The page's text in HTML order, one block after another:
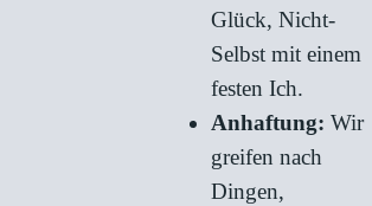
Glück, Nicht-
Selbst mit einem
festen Ich.
Anhaftung: Wir
greifen nach
Dingen,